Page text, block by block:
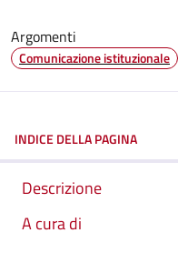
Argomenti
Comunicazione istituzionale
INDICE DELLA PAGINA
Descrizione
A cura di